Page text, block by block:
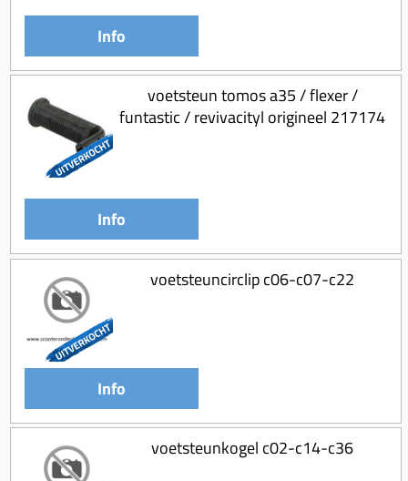
Info
voetsteun tomos a35 / flexer /
funtastic / revivacityl origineel 217174
Info
voetsteuncirclip c06-c07-c22
Info
voetsteunkogel c02-c14-c36